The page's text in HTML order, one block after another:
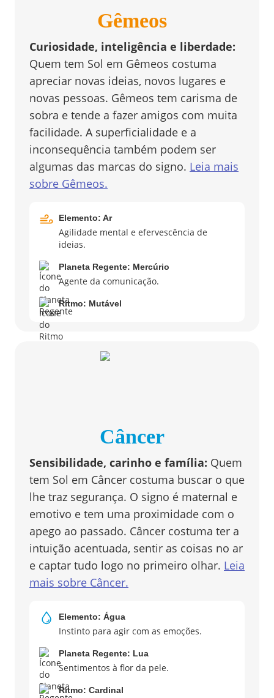
Gêmeos
Curiosidade, inteligência e liberdade:
Quem tem Sol em Gêmeos costuma
apreciar novas ideias, novos lugares e
novas pessoas. Gêmeos tem carisma de
sobra e tende a fazer amigos com muita
facilidade. A superficialidade e a
inconsequência também podem ser
algumas das marcas do signo. Leia mais
sobre Gêmeos.
Elemento: Ar
Agilidade mental e efervescência de
ideias.
Planeta Regente: Mercúrio
Agente da comunicação.
Ritmo: Mutável
Câncer
Sensibilidade, carinho e família: Quem
tem Sol em Câncer costuma buscar o que
lhe traz segurança. O signo é maternal e
emotivo e tem uma proximidade com o
apego ao passado. Câncer costuma ter a
intuição acentuada, sentir as coisas no ar
e captar tudo logo no primeiro olhar. Leia
mais sobre Câncer.
Elemento: Água
Instinto para agir com as emoções.
Planeta Regente: Lua
Sentimentos à flor da pele.
Ritmo: Cardinal